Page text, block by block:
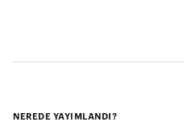
NEREDE YAYIMLANDI?